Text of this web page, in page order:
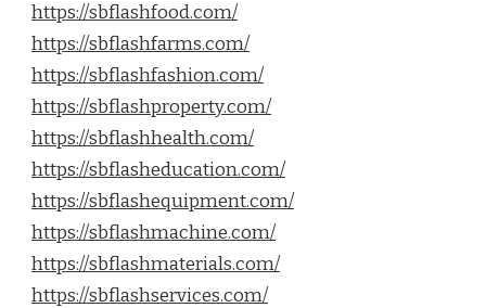
https://sbflashfood.com/
https://sbflashfarms.com/
https://sbflashfashion.com/
https://sbflashproperty.com/
https://sbflashhealth.com/
https://sbflasheducation.com/
https://sbflashequipment.com/
https://sbflashmachine.com/
https://sbflashmaterials.com/
https://sbflashservices.com/